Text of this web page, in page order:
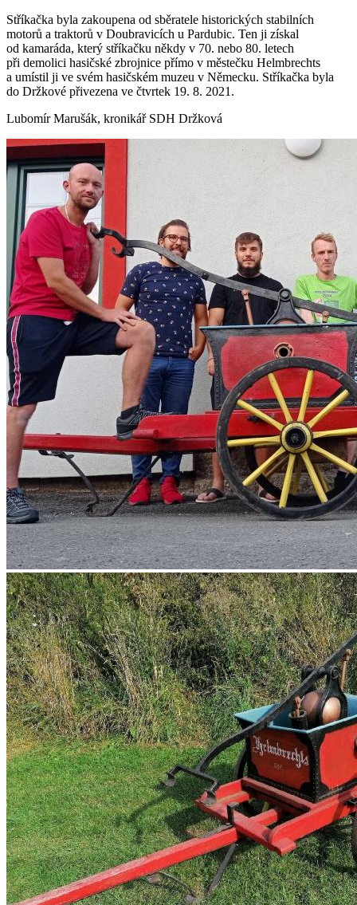
Stříkačka byla zakoupena od sběratele historických stabilních
motorů a traktorů v Doubravicích u Pardubic. Ten ji získal
od kamaráda, který stříkačku někdy v 70. nebo 80. letech
při demolici hasičské zbrojnice přímo v městečku Helmbrechts
a umístil ji ve svém hasičském muzeu v Německu. Stříkačka byla
do Držkové přivezena ve čtvrtek 19. 8. 2021.
Lubomír Marušák, kronikář SDH Držková